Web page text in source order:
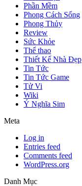
Phần Mềm
Phong Cách Sống
Phong Thủy
Review
Sức Khỏe
Thể thao
Thiết Kế Nhà Đẹp
Tin Tức
Tin Tức Game
Tử Vi
Wiki
Ý Nghĩa Sim
Meta
Log in
Entries feed
Comments feed
WordPress.org
Danh Mục